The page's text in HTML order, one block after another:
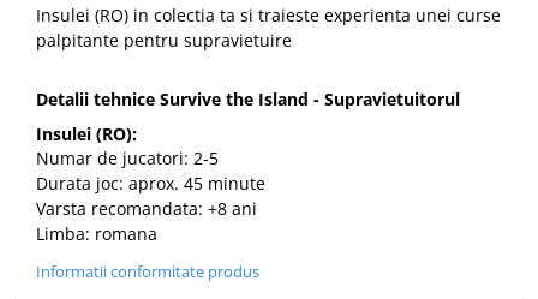
Insulei (RO) in colectia ta si traieste experienta unei curse
palpitante pentru supravietuire
Detalii tehnice Survive the Island - Supravietuitorul
Insulei (RO):
Numar de jucatori: 2-5
Durata joc: aprox. 45 minute
Varsta recomandata: +8 ani
Limba: romana
Informatii conformitate produs